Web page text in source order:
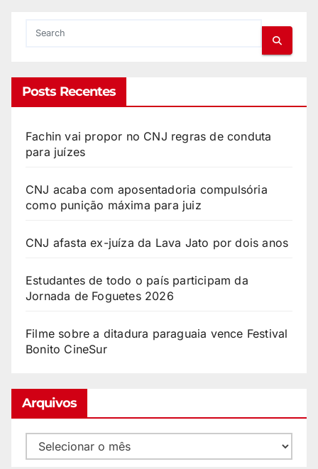
Posts Recentes
Fachin vai propor no CNJ regras de conduta
para juízes
CNJ acaba com aposentadoria compulsória
como punição máxima para juiz
CNJ afasta ex-juíza da Lava Jato por dois anos
Estudantes de todo o país participam da
Jornada de Foguetes 2026
Filme sobre a ditadura paraguaia vence Festival
Bonito CineSur
Arquivos